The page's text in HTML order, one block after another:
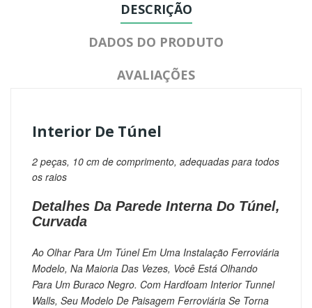
DESCRIÇÃO
DADOS DO PRODUTO
AVALIAÇÕES
Interior De Túnel
2 peças, 10 cm de comprimento, adequadas para todos
os raios
Detalhes Da Parede Interna Do Túnel,
Curvada
Ao Olhar Para Um Túnel Em Uma Instalação Ferroviária
Modelo, Na Maioria Das Vezes, Você Está Olhando
Para Um Buraco Negro. Com Hardfoam Interior Tunnel
Walls, Seu Modelo De Paisagem Ferroviária Se Torna